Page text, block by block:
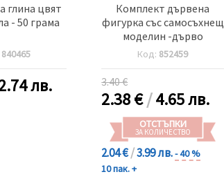
глина цвят
- 50 грама
840465
лв.
Комплект дървена
фигурка със самосъхнещ
моделин -дърво
Код: 852459
3.40 €
2.38€/4.65 лв.
ОТСТЪПКИ
ЗА КОЛИЧЕСТВО
2.04 €/3.99 лв.- 40 %
10 пак. +